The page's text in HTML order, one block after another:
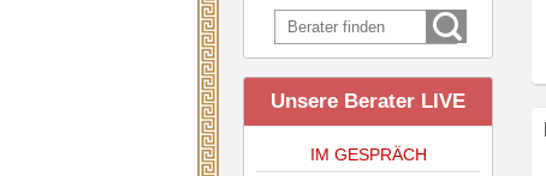
Unsere Berater LIVE
IM GESPRÄCH